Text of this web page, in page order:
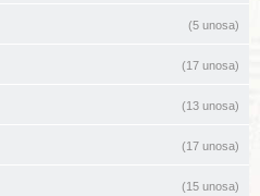
(5 unosa)
(17 unosa)
(13 unosa)
(17 unosa)
(15 unosa)